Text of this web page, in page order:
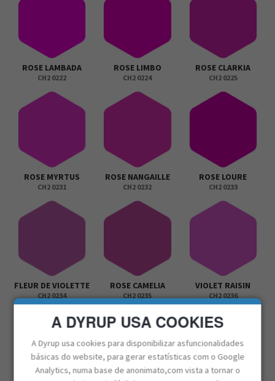
ROSE LAMBADA
CH2 0222
ROSE LIMBO
CH2 0224
ROSE CLARKIA
CH2 0225
ROSE MYRTUS
CH2 0231
ROSE NANGAILLE
CH2 0232
ROSE LOURE
CH2 0233
FLEUR DE VIOLETTE
CH2 0234
ROSE CAMELIA
CH2 0235
VIOLET RAISIN
CH2 0236
A DYRUP USA COOKIES
A Dyrup usa cookies para disponibilizar asfuncionalidades
básicas do website, para gerar estatísticas com o Google
Analytics, numa base de anonimato,com vista a tornar o